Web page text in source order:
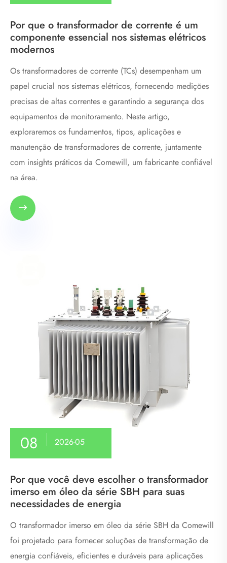
Por que o transformador de corrente é um
componente essencial nos sistemas elétricos
modernos
Os transformadores de corrente (TCs) desempenham um
papel crucial nos sistemas elétricos, fornecendo medições
precisas de altas correntes e garantindo a segurança dos
equipamentos de monitoramento. Neste artigo,
exploraremos os fundamentos, tipos, aplicações e
manutenção de transformadores de corrente, juntamente
com insights práticos da Comewill, um fabricante confiável
na área.

08 2026-05
Por que você deve escolher o transformador
imerso em óleo da série SBH para suas
necessidades de energia
O transformador imerso em óleo da série SBH da Comewill
foi projetado para fornecer soluções de transformação de
energia confiáveis, eficientes e duráveis ​​para aplicações